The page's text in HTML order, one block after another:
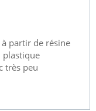
à partir de résine
plastique
très peu